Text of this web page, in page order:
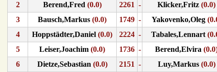
2
Berend,Fred (0.0) 2261 - Klicker,Fritz (0.0)
3
Bausch,Markus (0.0) 1749 - Yakovenko,Oleg
4
Hoppstädter,Daniel (0.0) 2224 - Tabales,Lennart
5
Leiser,Joachim (0.0) 1736 - Berend,Elvira
6
Dietze,Sebastian (0.0) 2151 - Luy,Markus(0.0)